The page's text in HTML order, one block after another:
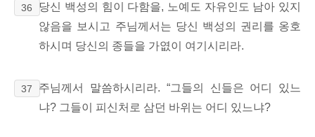
36 당신 백성의 힘이 다함을, 노예도 자유인도 남아 있지
않음을 보시고 주님께서는 당신 백성의 권리를 옹호
하시며 당신의 종들을 가엾이 여기시리라.
37 주님께서
말씀하시리라. “그들의 신들은 어디 있느
냐? 그들이 피신처로 삼던 바위는 어디 있느냐?